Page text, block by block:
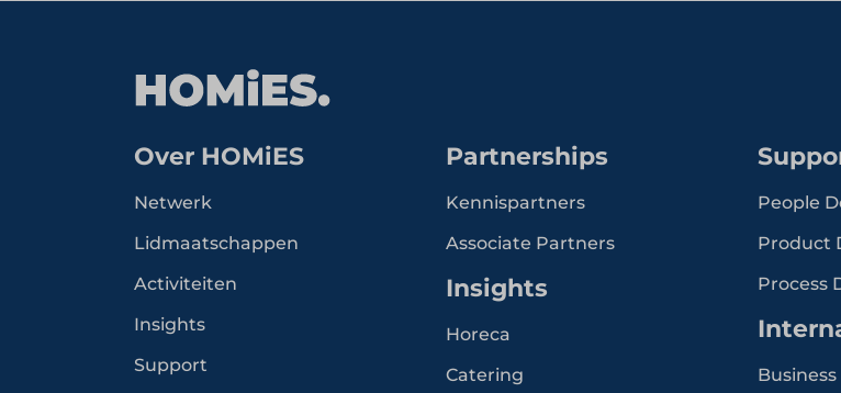
Over HOMiES
Netwerk
Lidmaatschappen
Activiteiten
Insights
Support
Partnerships
Kennispartners
Associate Partners
Insights
Horeca
Catering
People
Product
Process